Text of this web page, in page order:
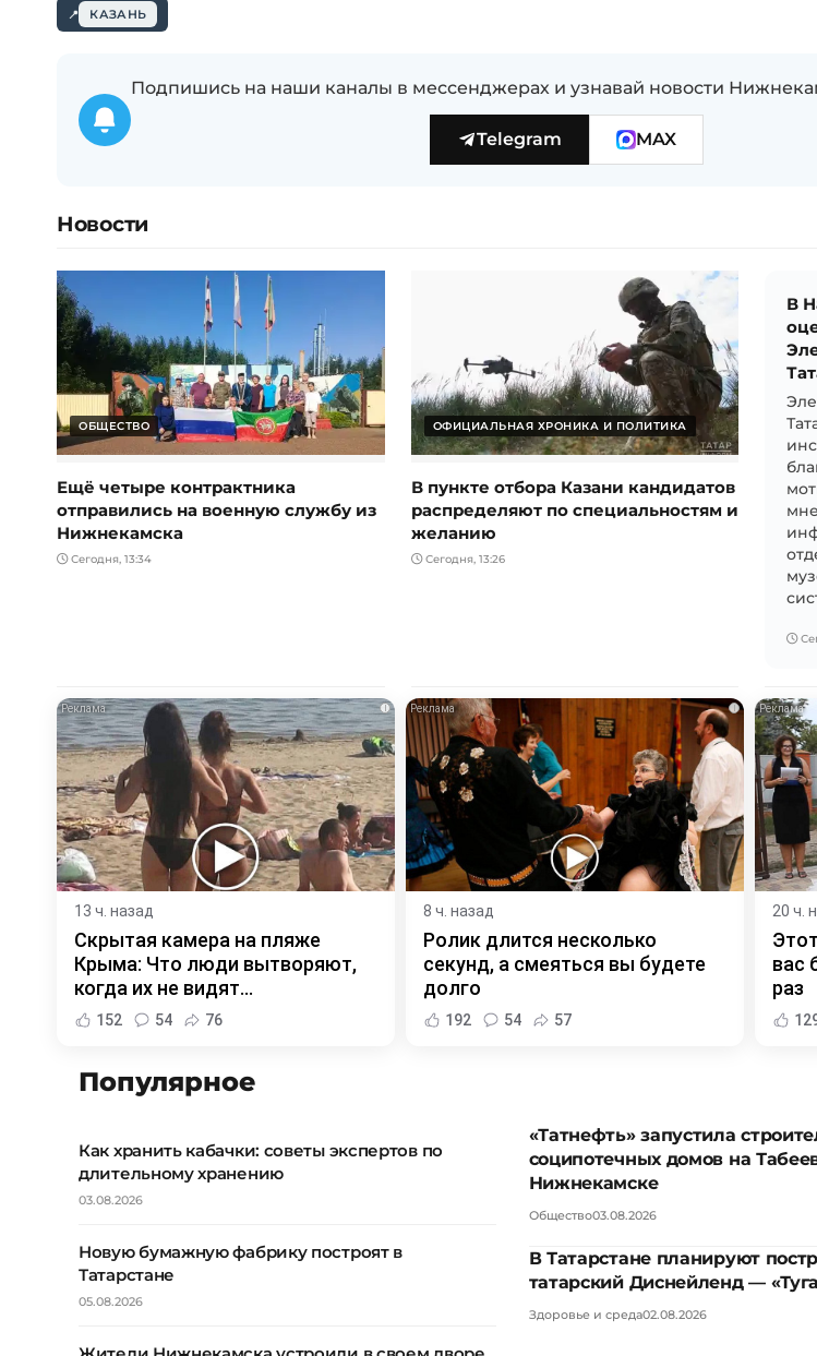
КАЗАНЬ
Подпишись на наши каналы в мессенджерах и узнавай новости
Telegram MAX
Новости
ОБЩЕСТВО
Ещё четыре контрактника
отправились на военную службу из
Нижнекамска
Сегодня, 13:34
ОФИЦИАЛЬНАЯ ХРОНИКА И ПОЛИТИКА
В пункте отбора Казани кандидатов
распределяют по специальностям и
желанию
Сегодня, 13:26
В
i
13 ч. назад
Скрытая камера на пляже
Крыма: Что люди вытворяют,
когда их не видят...
152 54 76
i
8 ч. назад
Ролик длится несколько
секунд, а смеяться вы будете
долго
192 54 57
20 ч.
вас
раз
Популярное
Как хранить кабачки: советы экспертов по
длительному хранению
03.08.2026
Новую бумажную фабрику построят в
Татарстане
05.08.2026
«Татнефть» запустила
соципотечных домов на
Нижнекамске
Общество03.08.2026
В Татарстане планируют
татарский Диснейленд —
Здоровье и среда02.08.2026